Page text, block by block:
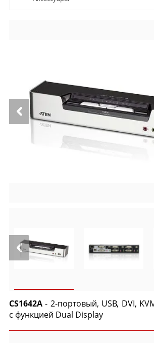
CS1642A - 2-портовый, USB, DVI,
с функцией Dual Display